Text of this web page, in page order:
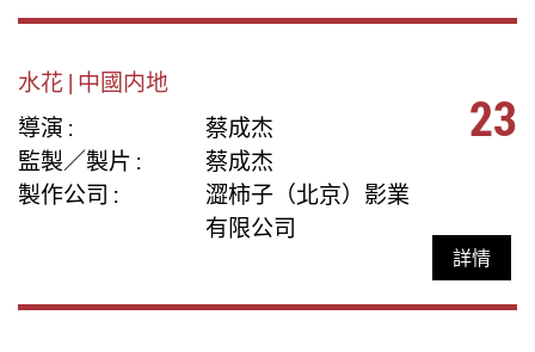
水花 | 中國内地
導演 :
蔡成杰
監製／製片 :
蔡成杰
製作公司 :
澀柿子（北京）影業
有限公司
23
詳情